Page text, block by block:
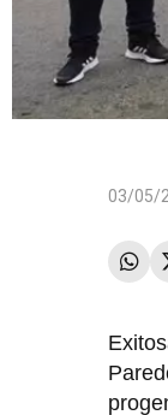
03/05/